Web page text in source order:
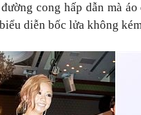
cong hấp dẫn mà
diễn bốc lửa không